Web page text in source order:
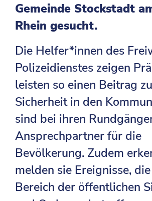
Gemeinde Stockstadt
Rhein gesucht.
Die Helfer*innen des
Polizeidienstes zeigen
leisten so einen Beitrag
Sicherheit in den
sind bei ihren
Ansprechpartner für die
Bevölkerung. Zudem
melden sie Ereignisse,
Bereich der öffentlichen